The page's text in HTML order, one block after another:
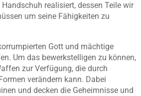
realisiert, dessen Teile wir
um seine Fähigkeiten zu
Gott und mächtige
Um das bewerkstelligen zu können,
zur Verfügung, die durch
verändern kann. Dabei
und decken die Geheimnisse und